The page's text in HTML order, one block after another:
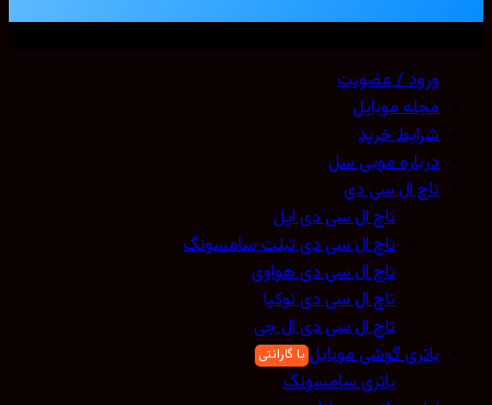
ورود / عضویت
مجله موبایل
شرایط خرید
درباره موبی سل
تاچ ال سی دی
تاچ ال سی دی اپل
تاچ ال سی دی تبلت سامسونگ
تاچ ال سی دی هواوی
تاچ ال سی دی نوکیا
تاچ ال سی دی ال جی
باتری گوشی موبایل
باتری سامسونگ